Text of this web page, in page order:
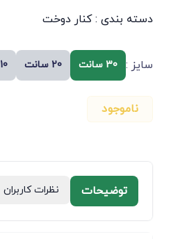
دسته بندی :کنار دوخت
سایز : 30 سانت 20 سانت 10 سانت
ناموجود
توضیحات نظرات کاربران